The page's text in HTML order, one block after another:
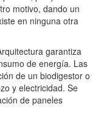
motivo, dando un
en ninguna otra
garantiza
de energía. Las
de un biodigestor o
y electricidad. Se
de paneles